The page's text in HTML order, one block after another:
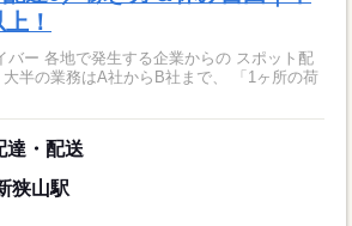
！
スポット配
達・配送
狭山駅